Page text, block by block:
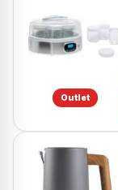
Outlet